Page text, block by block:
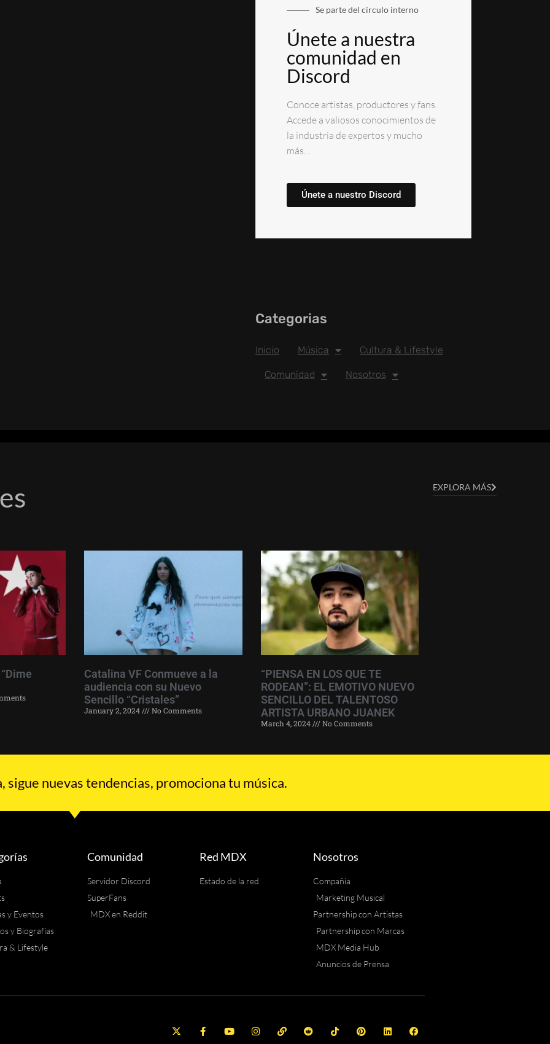
Se parte del circulo interno
Únete a nuestra
comunidad en
Discord
Conoce artistas, productores y fans.
Accede a valiosos conocimientos de
la industria de expertos y mucho
más…
Únete a nuestro Discord
Categorias
Inicio Música Cultura & Lifestyle
Comunidad Nosotros
EXPLORA MÁS
Catalina VF Conmueve a la
audiencia con su Nuevo
Sencillo “Cristales”
January 2, 2024 No Comments
“PIENSA EN LOS QUE TE
RODEAN”: EL EMOTIVO NUEVO
SENCILLO DEL TALENTOSO
ARTISTA URBANO JUANEK
March 4, 2024 No Comments
sigue nuevas tendencias, promociona tu música.
y Eventos
y Biografías
& Lifestyle
Comunidad
Servidor Discord
SuperFans
MDX en Reddit
Red MDX
Estado de la red
Nosotros
Compañia
Marketing Musical
Partnership con Artistas
Partnership con Marcas
MDX Media Hub
Anuncios de Prensa